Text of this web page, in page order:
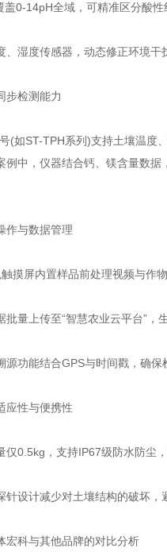
盖0-14pH全域，可精准区分酸
度传感器，动态修正环境干扰
检测能力
ST-TPH系列)支持土壤温度、
例中，仪器结合钙、镁含量数
与数据管理
屏内置样品前处理视频与作物
上传至“智慧农业云平台”，生
能结合GPS与时间戳，确保
性与便携性
0.5kg，支持IP67级防水防尘，
计减少对土壤结构的破坏，
科与其他品牌的对比分析